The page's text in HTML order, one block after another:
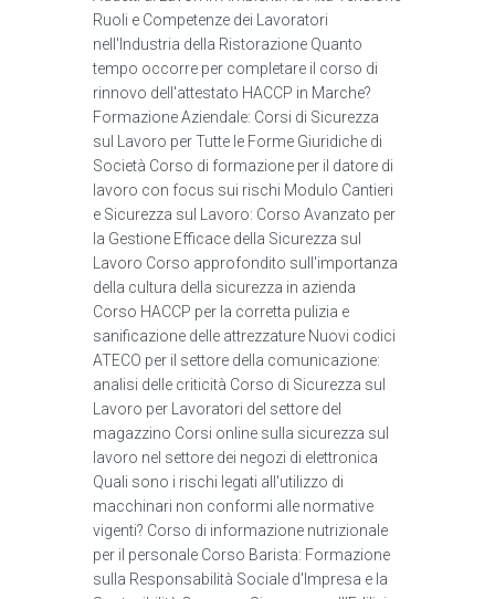
Ruoli e Competenze dei Lavoratori
nell'Industria della Ristorazione Quanto
tempo occorre per completare il corso di
rinnovo dell'attestato HACCP in Marche?
Formazione Aziendale: Corsi di Sicurezza
sul Lavoro per Tutte le Forme Giuridiche di
Società Corso di formazione per il datore di
lavoro con focus sui rischi Modulo Cantieri
e Sicurezza sul Lavoro: Corso Avanzato per
la Gestione Efficace della Sicurezza sul
Lavoro Corso approfondito sull'importanza
della cultura della sicurezza in azienda
Corso HACCP per la corretta pulizia e
sanificazione delle attrezzature Nuovi codici
ATECO per il settore della comunicazione:
analisi delle criticità Corso di Sicurezza sul
Lavoro per Lavoratori del settore del
magazzino Corsi online sulla sicurezza sul
lavoro nel settore dei negozi di elettronica
Quali sono i rischi legati all'utilizzo di
macchinari non conformi alle normative
vigenti? Corso di informazione nutrizionale
per il personale Corso Barista: Formazione
sulla Responsabilità Sociale d'Impresa e la